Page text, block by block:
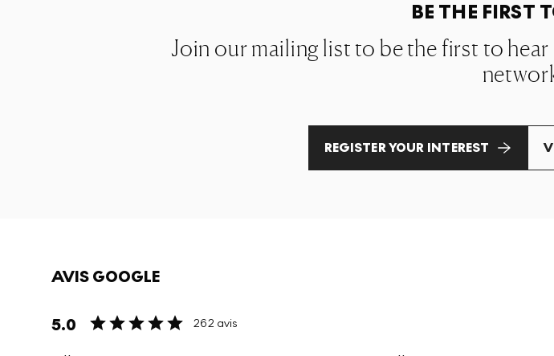
BE THE FIRST
Join our mailing list to be the first to
REGISTER YOUR INTEREST
AVIS GOOGLE
5.0 262 avis